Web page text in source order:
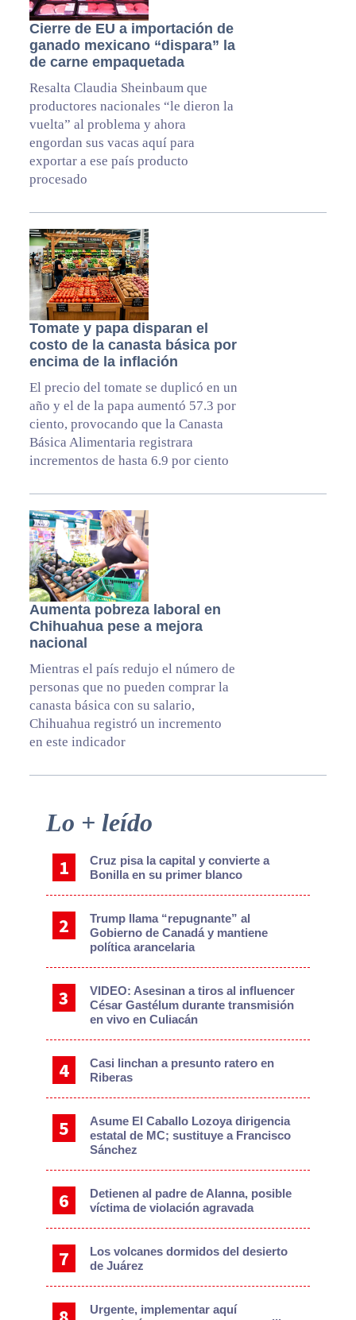
Cierre de EU a importación de
ganado mexicano “dispara” la
de carne empaquetada
Resalta Claudia Sheinbaum que
productores nacionales “le dieron la
vuelta” al problema y ahora
engordan sus vacas aquí para
exportar a ese país producto
procesado
Tomate y papa disparan el
costo de la canasta básica por
encima de la inflación
El precio del tomate se duplicó en un
año y el de la papa aumentó 57.3 por
ciento, provocando que la Canasta
Básica Alimentaria registrara
incrementos de hasta 6.9 por ciento
Aumenta pobreza laboral en
Chihuahua pese a mejora
nacional
Mientras el país redujo el número de
personas que no pueden comprar la
canasta básica con su salario,
Chihuahua registró un incremento
en este indicador
Primary
Sidebar
Lo + leído
Cruz pisa la capital y convierte a
Bonilla en su primer blanco
Trump llama “repugnante” al
Gobierno de Canadá y mantiene
política arancelaria
VIDEO: Asesinan a tiros al influencer
César Gastélum durante transmisión
en vivo en Culiacán
Casi linchan a presunto ratero en
Riberas
Asume El Caballo Lozoya dirigencia
estatal de MC; sustituye a Francisco
Sánchez
Detienen al padre de Alanna, posible
víctima de violación agravada
Los volcanes dormidos del desierto
de Juárez
Urgente, implementar aquí